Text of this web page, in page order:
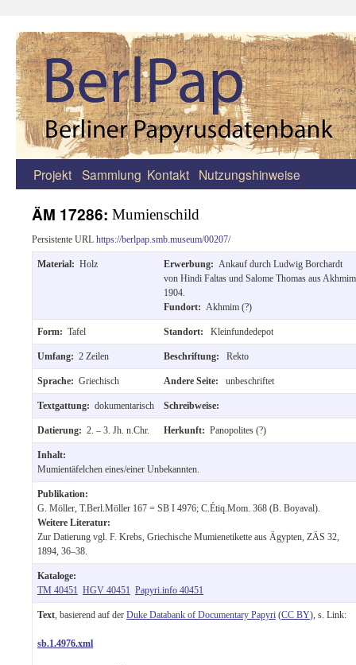
Zum
Inhalt
springen
Projekt Sammlung Kontakt Nutzungshinweise
ÄM 17286: Mumienschild
Persistente URL https://berlpap.smb.museum/00207/
Material: Holz Erwerbung: Ankauf durch Ludwig Borchardt
von Hindi Faltas und Salome Thomas aus Akhmim
1904.
Fundort: Akhmim (?)
Form: Tafel Standort: Kleinfundedepot
Umfang: 2 Zeilen Beschriftung: Rekto
Sprache: Griechisch Andere Seite: unbeschriftet
Textgattung: dokumentarisch Schreibweise:
Datierung: 2. – 3. Jh. n.Chr. Herkunft: Panopolites (?)
Inhalt:
Mumientäfelchen eines/einer Unbekannten.
Publikation:
G. Möller, T.Berl.Möller 167 = SB I 4976; C.Étiq.Mom. 368 (B. Boyaval).
Weitere Literatur:
Zur Datierung vgl. F. Krebs, Griechische Mumienetikette aus Ägypten, ZÄS 32,
1894, 36–38.
Kataloge:
TM 40451 HGV 40451 Papyri.info 40451
Text , basierend auf der Duke Databank of Documentary Papyri (CC BY), s. Link:
sb.1.4976.xml